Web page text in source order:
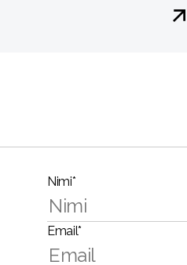
Nimi*
Email*